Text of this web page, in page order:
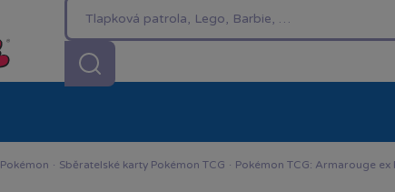
Pokémon · Sběratelské karty Pokémon TCG · Pokémon TCG: Armarouge